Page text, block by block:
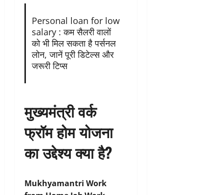
Personal loan for low
salary : कम सैलरी वालों
को भी मिल सकता है पर्सनल
लोन, जानें पूरी डिटेल्स और
जरूरी टिप्स
मुख्यमंत्री वर्क
फ्रॉम होम योजना
का उद्देश्य क्या है?
Mukhyamantri Work